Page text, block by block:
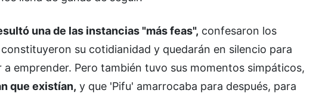
una de las instancias "más feas", confesaron los
su cotidianidad y quedarán en silencio para
emprender. Pero también tuvo sus momentos simpáticos,
que existían, y que 'Pifu' amarrocaba para después, para